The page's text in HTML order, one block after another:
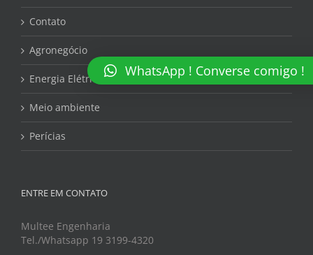
Contato
Agronegócio
Energia Elétrica
Meio ambiente
Perícias
ENTRE EM CONTATO
Multee Engenharia
Tel./Whatsapp 19 3199-4320
WhatsApp ! Converse comigo !